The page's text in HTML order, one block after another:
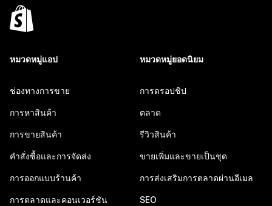
หมวดหมู่แอป
ช่องทางการขาย
การหาสินค้า
การขายสินค้า
คำสั่งซื้อและการจัดส่ง
การออกแบบร้านค้า
การตลาดและคอนเวอร์ชัน
หมวดหมู่ยอดนิยม
การดรอปชิป
ตลาด
รีวิวสินค้า
ขายเพิ่มและขายเป็นชุด
การส่งเสริมการตลาดผ่านอีเมล
SEO